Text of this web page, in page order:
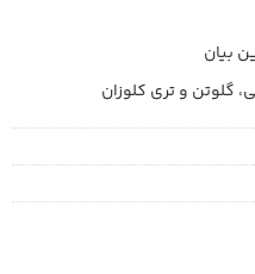
بیان
گلوتن و تری کلوزان